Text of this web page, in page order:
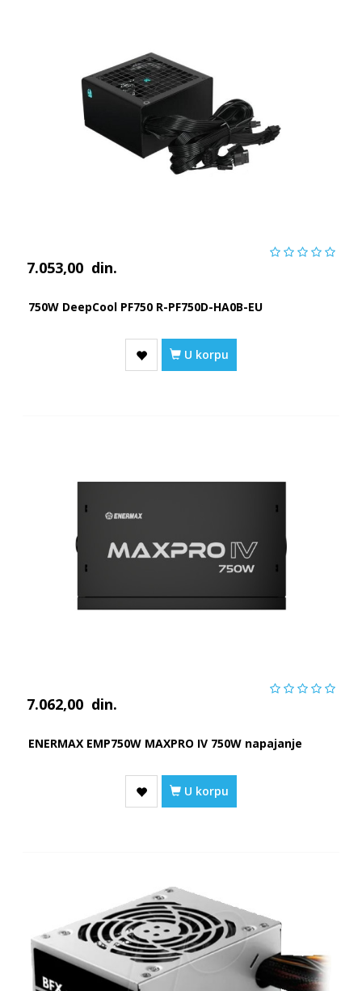
7.053,00 din.
750W DeepCool PF750 R-PF750D-HA0B-EU
U korpu
7.062,00 din.
ENERMAX EMP750W MAXPRO IV 750W napajanje
U korpu